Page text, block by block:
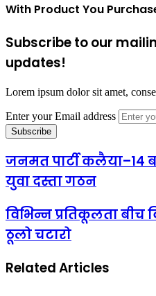
With Product You
Subscribe to our
updates!
Lorem ipsum dolor sit amet,
Enter your Email address
जनमत पार्टी कलैया–१४
युवा दस्ता गठन
विभिन्न प्रतिकूलता बीच
ठूलो चटारो
Related Articles